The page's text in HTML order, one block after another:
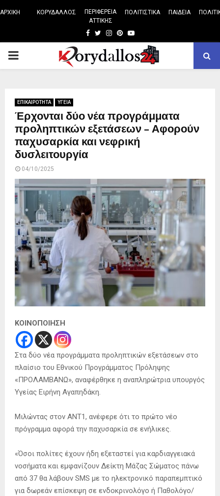
ΑΡΧΙΚΗ ΚΟΡΥΔΑΛΛΟΣ
ΠΕΡΙΦΕΡΕΙΑ
ΑΤΤΙΚΗΣ
ΠΟΛΙΤΙΣΤΙΚΑ ΠΑΙΔΕΙΑ
Facebook
TwitterInstagram
Pinterest
Youtube
PRIMARY
ΕΠΙΚΑΙΡΟΤΗΤΑ ΥΓΕΙΑ
Έρχονται δύο νέα προγράμματα
προληπτικών εξετάσεων – Αφορούν
παχυσαρκία και νεφρική
δυσλειτουργία
04/10/2025
ΚΟΙΝΟΠΟΙΗΣΗ
Στα δύο νέα προγράμματα προληπτικών εξετάσεων στο
πλαίσιο του Εθνικού Προγράμματος Πρόληψης
«ΠΡΟΛΑΜΒΑΝΩ», αναφέρθηκε η αναπληρώτρια υπουργός
Υγείας Ειρήνη Αγαπηδάκη.
Μιλώντας στον ΑΝΤ1, ανέφερε ότι το πρώτο νέο
πρόγραμμα αφορά την παχυσαρκία σε ενήλικες.
«Όσοι πολίτες έχουν ήδη εξεταστεί για καρδιαγγειακά
νοσήματα και εμφανίζουν Δείκτη Μάζας Σώματος πάνω
από 37 θα λάβουν SMS με το ηλεκτρονικό παραπεμπτικό
για δωρεάν επίσκεψη σε ενδοκρινολόγο ή Παθολόγο/